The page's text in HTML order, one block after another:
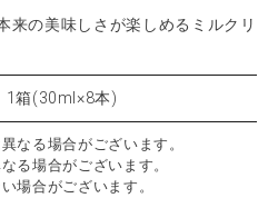
来の美味しさが楽しめるミルクリ
1箱(30ml×8本)
なる場合がございます。
る場合がございます。
場合がございます。